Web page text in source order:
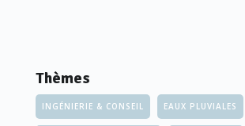
Thèmes
INGÉNIERIE & CONSEIL EAUX PLUVIALES